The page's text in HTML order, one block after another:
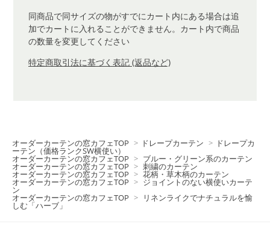
同商品で同サイズの物がすでにカート内にある場合は追
加でカートに入れることができません。カート内で商品
の数量を変更してください
特定商取引法に基づく表記 (返品など)
オーダーカーテンの窓カフェTOP > ドレープカーテン > ドレープカ
ーテン（価格ランクSW横使い）
オーダーカーテンの窓カフェTOP > ブルー・グリーン系のカーテン
オーダーカーテンの窓カフェTOP > 刺繍のカーテン
オーダーカーテンの窓カフェTOP > 花柄・草木柄のカーテン
オーダーカーテンの窓カフェTOP > ジョイントのない横使いカーテ
ン
オーダーカーテンの窓カフェTOP > リネンライクでナチュラルを愉
しむ「ハーブ」